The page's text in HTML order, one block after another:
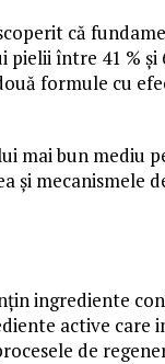
că
între 41 %
formule cu
mai bun mediu
și mecanismele
ingrediente
active
de